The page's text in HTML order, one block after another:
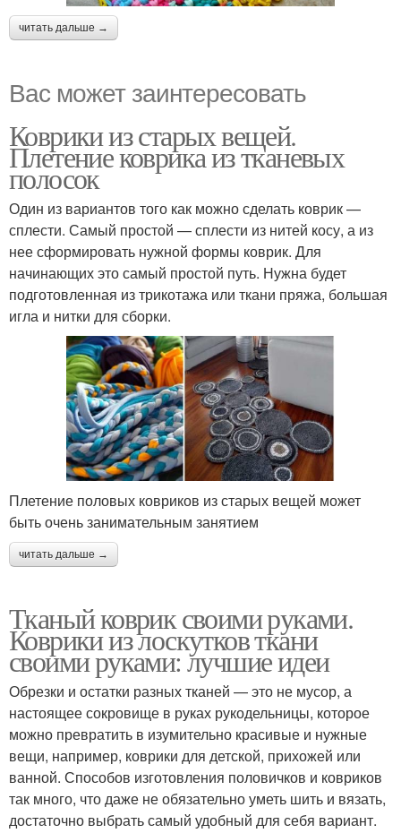
читать дальше →
Вас может заинтересовать
Коврики из старых вещей.
Плетение коврика из тканевых
полосок
Один из вариантов того как можно сделать коврик —
сплести. Самый простой — сплести из нитей косу, а из
нее сформировать нужной формы коврик. Для
начинающих это самый простой путь. Нужна будет
подготовленная из трикотажа или ткани пряжа, большая
игла и нитки для сборки.
Плетение половых ковриков из старых вещей может
быть очень занимательным занятием
читать дальше →
Тканый коврик своими руками.
Коврики из лоскутков ткани
своими руками: лучшие идеи
Обрезки и остатки разных тканей — это не мусор, а
настоящее сокровище в руках рукодельницы, которое
можно превратить в изумительно красивые и нужные
вещи, например, коврики для детской, прихожей или
ванной. Способов изготовления половичков и ковриков
так много, что даже не обязательно уметь шить и вязать,
достаточно выбрать самый удобный для себя вариант.